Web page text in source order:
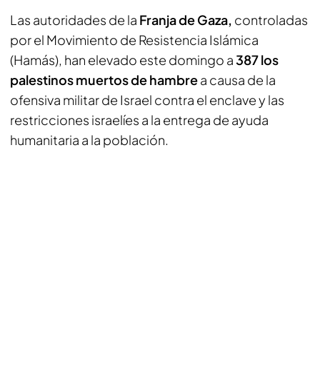
Las autoridades de la Franja de Gaza, controladas
por el Movimiento de Resistencia Islámica
(Hamás), han elevado este domingo a387 los
palestinos muertos de hambrea causa de la
ofensiva militar de Israel contra el enclave y las
restricciones israelíes a la entrega de ayuda
humanitaria a la población.